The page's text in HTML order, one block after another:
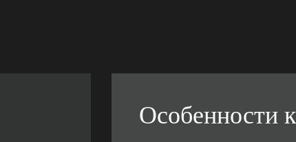
Особенности